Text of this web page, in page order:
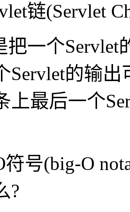
链(Servlet
把一个
Servlet的输
上最后一个
号(big-O
?